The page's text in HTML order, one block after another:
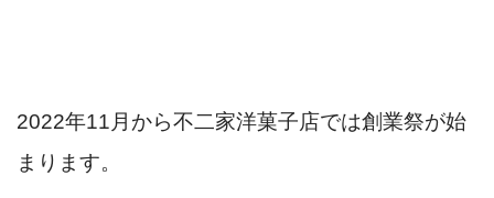
2022年11月から不二家洋菓子店では創業祭が始
まります。